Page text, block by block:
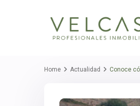
Home Actualidad Conoce